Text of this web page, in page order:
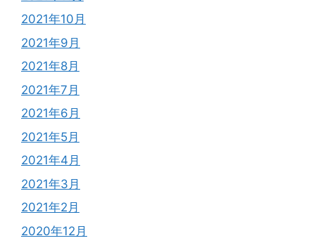
2021年10月
2021年9月
2021年8月
2021年7月
2021年6月
2021年5月
2021年4月
2021年3月
2021年2月
2020年12月